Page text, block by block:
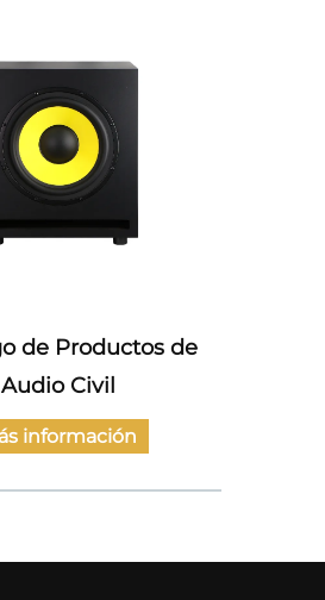
de Productos de
Audio Civil
información